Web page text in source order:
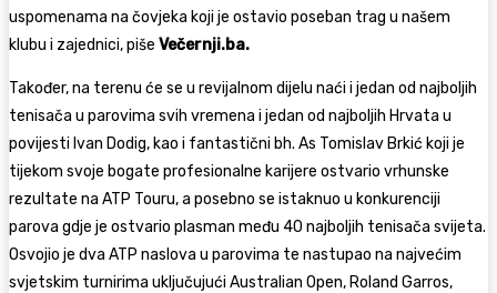
uspomenama na čovjeka koji je ostavio poseban trag u našem
klubu i zajednici, piše Večernji.ba.
Također, na terenu će se u revijalnom dijelu naći i jedan od najboljih
tenisača u parovima svih vremena i jedan od najboljih Hrvata u
povijesti Ivan Dodig, kao i fantastični bh. As Tomislav Brkić koji je
tijekom svoje bogate profesionalne karijere ostvario vrhunske
rezultate na ATP Touru, a posebno se istaknuo u konkurenciji
parova gdje je ostvario plasman među 40 najboljih tenisača svijeta.
Osvojio je dva ATP naslova u parovima te nastupao na najvećim
svjetskim turnirima uključujući Australian Open, Roland Garros,